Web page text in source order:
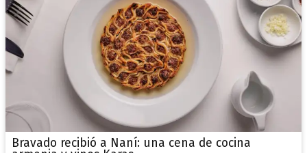
Bravado recibió a Naní: una cena de cocina